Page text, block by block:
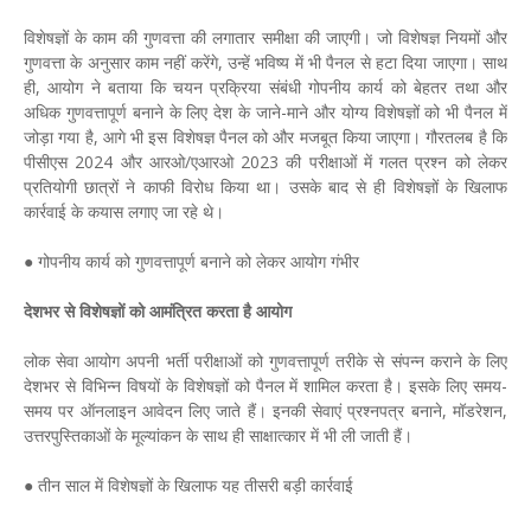
विशेषज्ञों के काम की गुणवत्ता की लगातार समीक्षा की जाएगी। जो विशेषज्ञ नियमों और
गुणवत्ता के अनुसार काम नहीं करेंगे, उन्हें भविष्य में भी पैनल से हटा दिया जाएगा। साथ
ही, आयोग ने बताया कि चयन प्रक्रिया संबंधी गोपनीय कार्य को बेहतर तथा और
अधिक गुणवत्तापूर्ण बनाने के लिए देश के जाने-माने और योग्य विशेषज्ञों को भी पैनल में
जोड़ा गया है, आगे भी इस विशेषज्ञ पैनल को और मजबूत किया जाएगा। गौरतलब है कि
पीसीएस 2024 और आरओ/एआरओ 2023 की परीक्षाओं में गलत प्रश्न को लेकर
प्रतियोगी छात्रों ने काफी विरोध किया था। उसके बाद से ही विशेषज्ञों के खिलाफ
कार्रवाई के कयास लगाए जा रहे थे।
● गोपनीय कार्य को गुणवत्तापूर्ण बनाने को लेकर आयोग गंभीर
देशभर से विशेषज्ञों को आमंत्रित करता है आयोग
लोक सेवा आयोग अपनी भर्ती परीक्षाओं को गुणवत्तापूर्ण तरीके से संपन्न कराने के लिए
देशभर से विभिन्न विषयों के विशेषज्ञों को पैनल में शामिल करता है। इसके लिए समय-
समय पर ऑनलाइन आवेदन लिए जाते हैं। इनकी सेवाएं प्रश्नपत्र बनाने, मॉडरेशन,
उत्तरपुस्तिकाओं के मूल्यांकन के साथ ही साक्षात्कार में भी ली जाती हैं।
● तीन साल में विशेषज्ञों के खिलाफ यह तीसरी बड़ी कार्रवाई